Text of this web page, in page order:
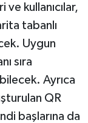
kullanıcılar,
tabanlı
Uygun
sıra
Ayrıca
QR
başlarına da